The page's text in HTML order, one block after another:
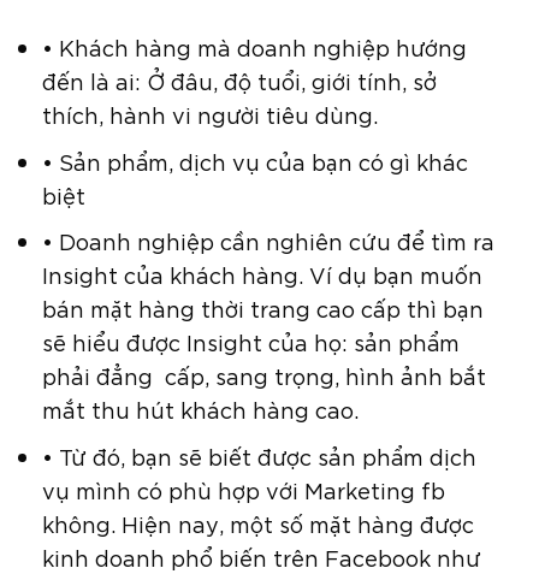
• Khách hàng mà doanh nghiệp hướng
đến là ai: Ở đâu, độ tuổi, giới tính, sở
thích, hành vi người tiêu dùng.
• Sản phẩm, dịch vụ của bạn có gì khác
biệt
• Doanh nghiệp cần nghiên cứu để tìm ra
Insight của khách hàng. Ví dụ bạn muốn
bán mặt hàng thời trang cao cấp thì bạn
sẽ hiểu được Insight của họ: sản phẩm
phải đẳng cấp, sang trọng, hình ảnh bắt
mắt thu hút khách hàng cao.
• Từ đó, bạn sẽ biết được sản phẩm dịch
vụ mình có phù hợp với Marketing fb
không. Hiện nay, một số mặt hàng được
kinh doanh phổ biến trên Facebook như